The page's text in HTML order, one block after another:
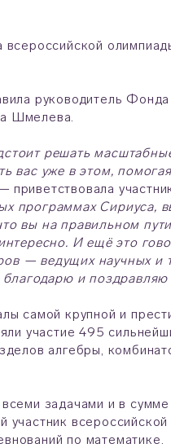
руководитель Фонда
Шмелева.
решать
вас уже в этом,
приветствовала
программах Сириуса,
вы на правильном
И ещё это
— ведущих научных и
и поздравляю
самой крупной и
участие 495
алгебры,
задачами и в
по математике.